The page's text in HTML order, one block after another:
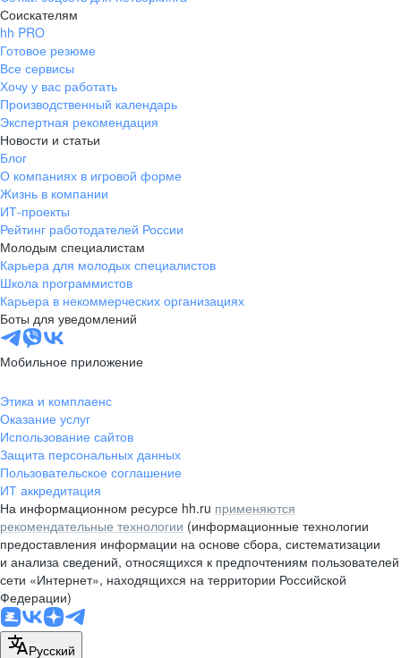
Соискателям
hh PRO
Готовое резюме
Все сервисы
Хочу у вас работать
Производственный календарь
Экспертная рекомендация
Новости и статьи
Блог
О компаниях в игровой форме
Жизнь в компании
ИТ-проекты
Рейтинг работодателей России
Молодым специалистам
Карьера для молодых специалистов
Школа программистов
Карьера в некоммерческих организациях
Боты для уведомлений
Мобильное приложение
Этика и комплаенс
Оказание услуг
Использование сайтов
Защита персональных данных
Пользовательское соглашение
ИТ аккредитация
На информационном ресурсе hh.ru применяются
рекомендательные технологии (информационные технологии
предоставления информации на основе сбора, систематизации
и анализа сведений, относящихся к предпочтениям пользователей
сети «Интернет», находящихся на территории Российской
Федерации)
Русский